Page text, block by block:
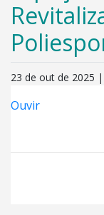
23 de out de 2025
Ouvir